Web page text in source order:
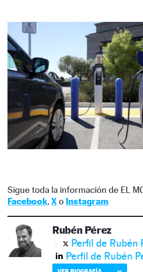
Sigue toda la información de EL
Facebook, Xo Instagram
Rubén Pérez
Perfil de Rubén
Perfil de Rubén